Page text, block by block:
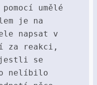
umělé
je na
napsat v
za reakci,
jestli se
nelíbilo